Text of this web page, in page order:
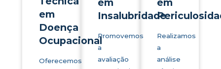
em
Doença
Ocupacional
Oferecemos
em
Insalubridade
Promovemos
a
avaliação
em
Realizamos
a
análise